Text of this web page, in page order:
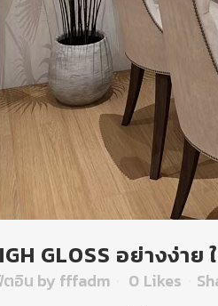
GLOSS อย่างง่าย
ตอิน by fffadm 0 Likes